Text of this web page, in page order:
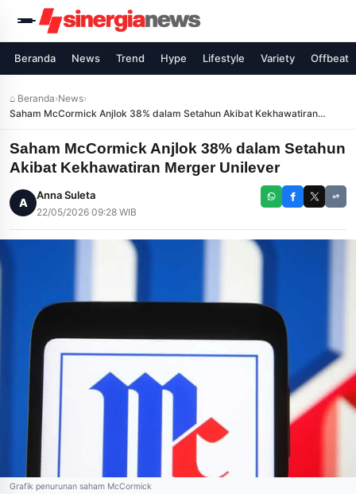
Beranda News Trend Hype Lifestyle Variety Offbeat
⌂ Beranda›News›
Saham McCormick Anjlok 38% dalam Setahun Akibat Kekhawatiran
Merger Unilever
Saham McCormick Anjlok 38% dalam Setahun
Akibat Kekhawatiran Merger Unilever
A
Anna Suleta
22/05/2026 09:28 WIB
Grafik penurunan saham McCormick